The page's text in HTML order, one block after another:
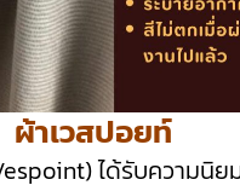
ผ้าเวสปอยท์
ได้รับความนิย